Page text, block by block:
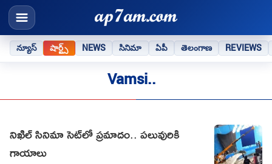
న్యూస్ షార్ట్స్ NEWS సినిమా ఏపీ తెలంగాణ REVIEWS
Vamsi..
నిఖిల్ సినిమా సెట్‌లో ప్రమాదం.. పలువురికి
గాయాలు